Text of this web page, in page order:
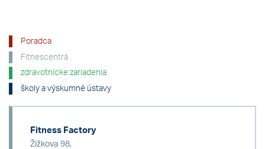
Poradca
Fitnescentrá
zdravotnícke zariadenia
školy a výskumné ústavy
Fitness Factory
Žižkova 98,